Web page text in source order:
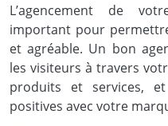
L’agencement de
important pour
et agréable. Un bon
les visiteurs à travers
produits et services,
positives avec votre